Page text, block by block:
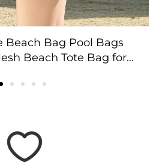
Beach Bag Pool Bags
Beach Tote Bag for